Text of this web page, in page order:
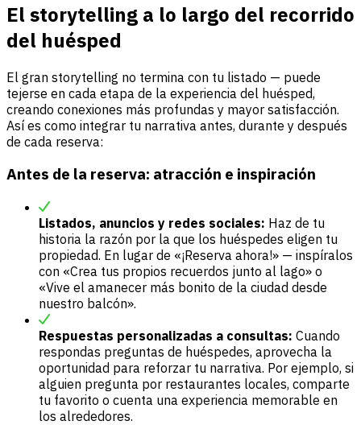
El storytelling a lo largo del recorrido
del huésped
El gran storytelling no termina con tu listado — puede
tejerse en cada etapa de la experiencia del huésped,
creando conexiones más profundas y mayor satisfacción.
Así es como integrar tu narrativa antes, durante y después
de cada reserva:
Antes de la reserva: atracción e inspiración
Listados, anuncios y redes sociales: Haz de tu
historia la razón por la que los huéspedes eligen tu
propiedad. En lugar de «¡Reserva ahora!» — inspíralos
con «Crea tus propios recuerdos junto al lago» o
«Vive el amanecer más bonito de la ciudad desde
nuestro balcón».
Respuestas personalizadas a consultas: Cuando
respondas preguntas de huéspedes, aprovecha la
oportunidad para reforzar tu narrativa. Por ejemplo, si
alguien pregunta por restaurantes locales, comparte
tu favorito o cuenta una experiencia memorable en
los alrededores.